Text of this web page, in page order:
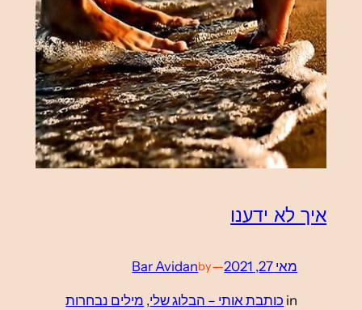
איך לא ידענו
מאי 27, 2021 —
by
Bar Avidan
in כותבת אותי – הבלוג שלי, מילים נבחרות